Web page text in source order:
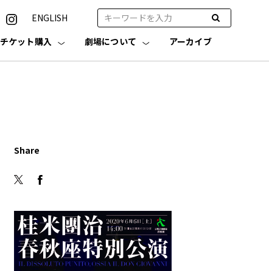
ENGLISH
チケット購入 劇場について アーカイブ
Share